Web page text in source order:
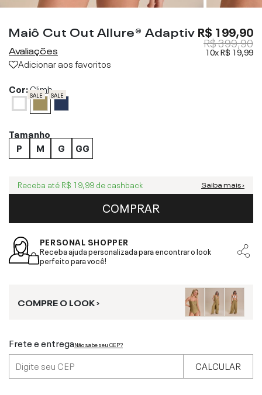
Maiô Cut Out Allure® Adaptiv
Avaliações
Adicionar aos favoritos
R$ 199,90
R$ 399,90
10xR$ 19,99
Cor:Climb
SALE SALE
Tamanho
P
M G GG
Receba até R$ 19,99 de cashback Saiba mais ›
COMPRAR
PERSONAL SHOPPER
Receba ajuda personalizada para encontrar o look
perfeito para você!
COMPRE O LOOK ›
Frete e entregaNão sabe seu CEP?
CALCULAR